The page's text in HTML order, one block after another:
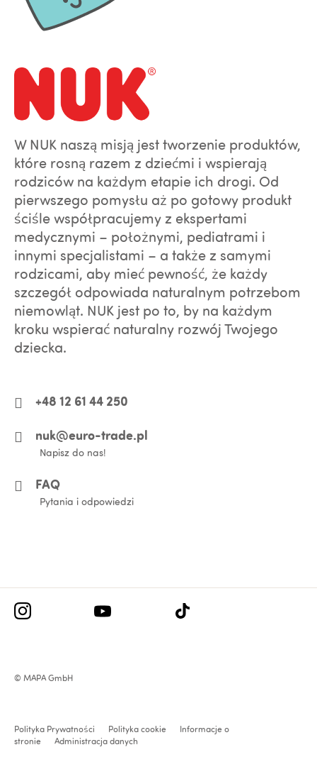
W NUK naszą misją jest tworzenie produktów,
które rosną razem z dziećmi i wspierają
rodziców na każdym etapie ich drogi. Od
pierwszego pomysłu aż po gotowy produkt
ściśle współpracujemy z ekspertami
medycznymi – położnymi, pediatrami i
innymi specjalistami – a także z samymi
rodzicami, aby mieć pewność, że każdy
szczegół odpowiada naturalnym potrzebom
niemowląt. NUK jest po to, by na każdym
kroku wspierać naturalny rozwój Twojego
dziecka.
+48 12 61 44 250
nuk@euro-trade.pl
Napisz do nas!
FAQ
Pytania i odpowiedzi
© MAPA GmbH
Polityka Prywatności Polityka cookie
Informacje o
stronie
Administracja danych